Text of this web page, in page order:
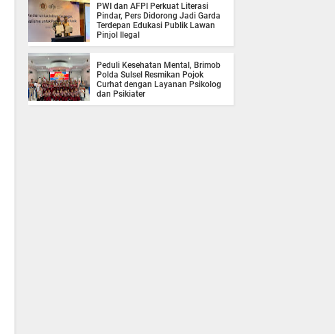
PWI dan AFPI Perkuat Literasi
Pindar, Pers Didorong Jadi Garda
Terdepan Edukasi Publik Lawan
Pinjol Ilegal
Peduli Kesehatan Mental, Brimob
Polda Sulsel Resmikan Pojok
Curhat dengan Layanan Psikolog
dan Psikiater